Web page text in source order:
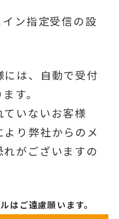
ン指定受信の設
は、自動で受付
す。
いないお客様
り弊社からのメ
がございますの
はご遠慮願います。